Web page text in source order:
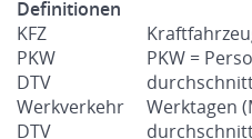
Definitionen
KFZ
PKW
PKW =
DTV
Werkverkehr
Werktagen
DTV